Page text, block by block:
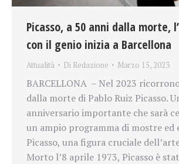
Picasso, a 50 anni dalla morte,
con il genio inizia a Barcellona
Attualità Di Redazione Marzo 15, 2023
BARCELLONA – Nel 2023
dalla morte di Pablo Ruiz Picasso.
anniversario importante che sarà
un ampio programma di mostre ed
Picasso, una figura cruciale
Morto l’8 aprile 1973, Picasso è